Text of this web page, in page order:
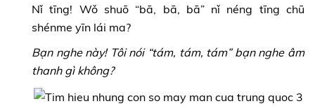
Nǐ tīng! Wǒ shuō “bā, bā, bā” nǐ néng tīng chū
shénme yīn lái ma?
Bạn nghe này! Tôi nói “tám, tám, tám” bạn nghe âm
thanh gì không?